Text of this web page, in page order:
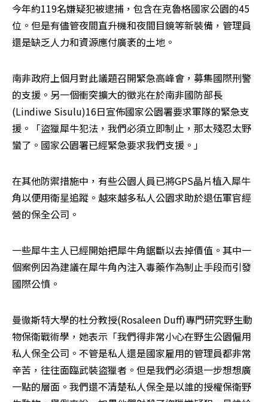
今年約119名嫌疑犯被逮捕，包含在克魯格國家公園的45
位。但是有儘管夜間直升機和夜間目鏡等新裝備，管理員
還是缺乏人力和資源應付廣袤的土地。
南非政府上個月對此議題召開緊急高峰會，募集國際刑警
的支援。另一個衝突擴大的徵兆在於南非國防部長
(Lindiwe Sisulu)16日宣佈國家公園署要求軍隊的緊急支
援。「盜獵犀牛犯法，我們必須立即制止，那太殘忍太野
蠻了。國家公園署已經緊急要求我們支援。」
在其他防禦措施中，有些公園人員已將GPS晶片植入犀牛
角以便用衛星追蹤。越來越多私人公園求助於退伍軍官經
營的保全公司。
一些犀牛主人已經開始把犀牛角鋸斷以去掉價值。其中一
個案例因為建議在犀牛角內注入毒藥作為制止手段而引發
國際公憤。
曼徹斯特大學的杜分教授(Rosaleen Duff)專門研究野生動
物保衛戰術學，她表示「我們得非常小心在野生公園僱用
私人保全公司。不管是私人還是國家雇用的管理員都非常
辛苦，往往面臨武裝盜獵者。但是我們必須退一步想想廣
一點的層面。我們還不清楚私人保全是以誰的授權保衛野